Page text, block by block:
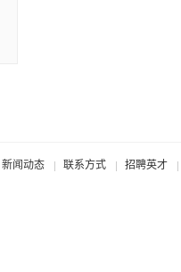
新闻动态 联系方式 招聘英才